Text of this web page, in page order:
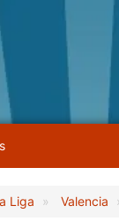
Liga Valencia